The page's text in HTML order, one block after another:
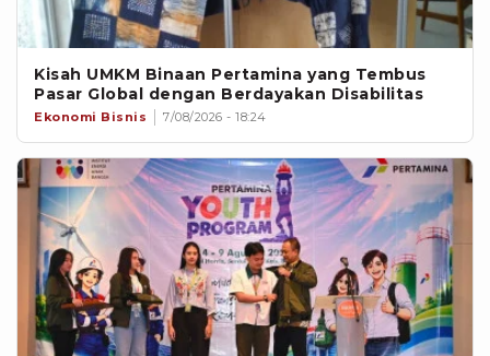
Kisah UMKM Binaan Pertamina yang Tembus
Pasar Global dengan Berdayakan Disabilitas
Ekonomi Bisnis 7/08/2026 - 18:24